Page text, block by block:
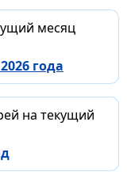
месяц
года
на текущий